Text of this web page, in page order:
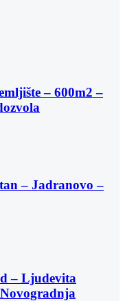
– 600m2 –
– Jadranovo –
– Ljudevita